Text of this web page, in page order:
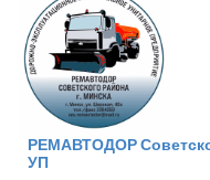
РЕМАВТОДОР
УП